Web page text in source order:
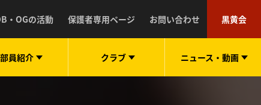
・OGの活動 保護者専用ページ お問い合わせ 黒黄会
部員紹介 クラブ ニュース・ 動画